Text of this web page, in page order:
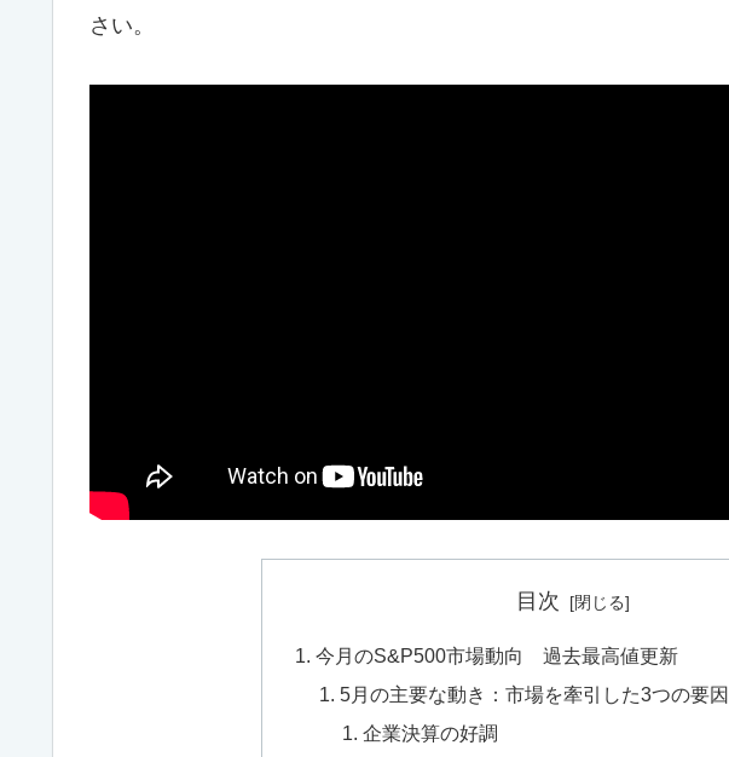
さい。
目次
今月のS&P500市場動向 過去最高値更新
5月の主要な動き：市場を牽引した3つの要因
企業決算の好調